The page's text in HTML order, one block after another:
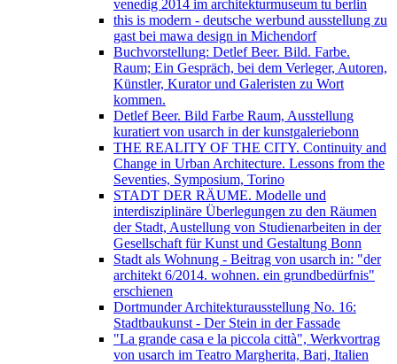
venedig 2014 im architekturmuseum tu berlin
this is modern - deutsche werbund ausstellung zu
gast bei mawa design in Michendorf
Buchvorstellung: Detlef Beer. Bild. Farbe.
Raum; Ein Gespräch, bei dem Verleger, Autoren,
Künstler, Kurator und Galeristen zu Wort
kommen.
Detlef Beer. Bild Farbe Raum, Ausstellung
kuratiert von usarch in der kunstgaleriebonn
THE REALITY OF THE CITY. Continuity and
Change in Urban Architecture. Lessons from the
Seventies, Symposium, Torino
STADT DER RÄUME. Modelle und
interdisziplinäre Überlegungen zu den Räumen
der Stadt, Austellung von Studienarbeiten in der
Gesellschaft für Kunst und Gestaltung Bonn
Stadt als Wohnung - Beitrag von usarch in: "der
architekt 6/2014. wohnen. ein grundbedürfnis"
erschienen
Dortmunder Architekturausstellung No. 16:
Stadtbaukunst - Der Stein in der Fassade
"La grande casa e la piccola città", Werkvortrag
von usarch im Teatro Margherita, Bari, Italien